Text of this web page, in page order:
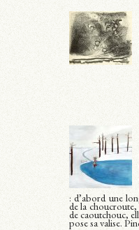
: d’abord une
de la choucroute,
de caoutchouc,
pose sa valise.